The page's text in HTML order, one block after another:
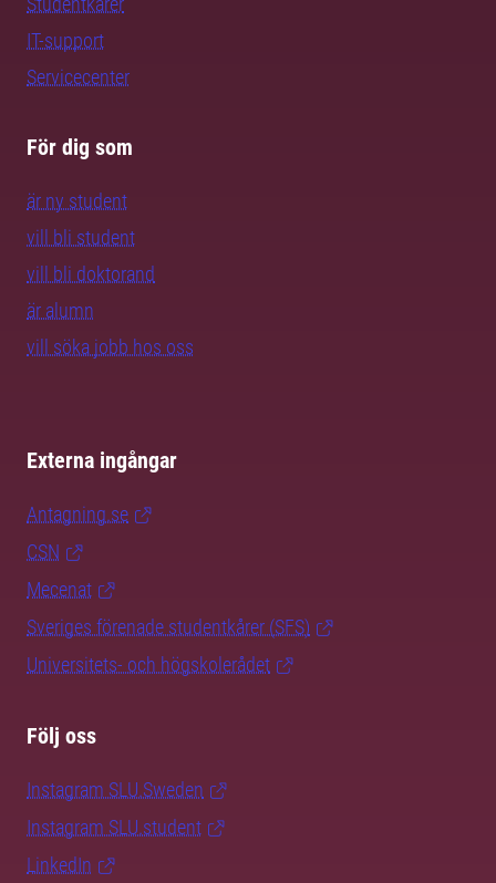
IT-support
Servicecenter
För dig som
är ny student
vill bli student
vill bli doktorand
är alumn
vill söka jobb hos oss
Externa ingångar
Antagning.se
CSN
Mecenat
Sveriges förenade studentkårer (SFS)
Universitets- och högskolerådet
Följ oss
Instagram SLU.Sweden
Instagram SLU.student
LinkedIn